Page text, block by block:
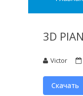
3D
Victor
Скачать